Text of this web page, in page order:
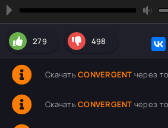
279 498
СкачатьCONVERGENT через
СкачатьCONVERGENT через